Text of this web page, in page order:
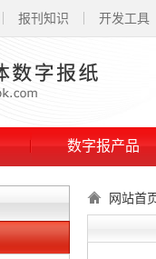
报刊知识 开发工具
数字报产品
网站首